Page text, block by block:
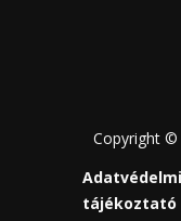
Copyright
tájékoztató